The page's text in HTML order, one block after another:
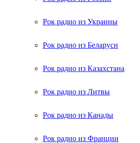
Рок радио из Украины
Рок радио из Беларуси
Рок радио из Казахстана
Рок радио из Литвы
Рок радио из Канады
Рок радио из Франции